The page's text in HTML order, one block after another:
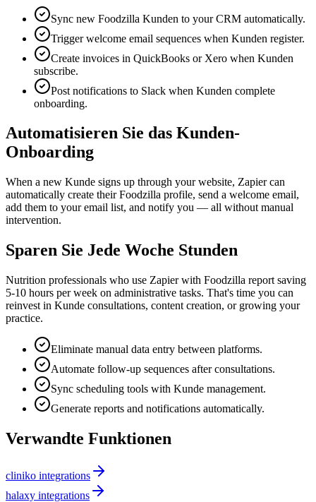
Sync new Foodzilla Kunden to your CRM automatically.
Trigger welcome email sequences when Kunden register.
Create invoices in QuickBooks or Xero when Kunden
subscribe.
Post notifications to Slack when Kunden complete
onboarding.
Automatisieren Sie das Kunden-
Onboarding
When a new Kunde signs up through your website, Zapier can
automatically create their Foodzilla profile, send a welcome email,
add them to your email list, and notify you — all without manual
intervention.
Sparen Sie Jede Woche Stunden
Nutrition professionals who use Zapier with Foodzilla report saving
5-10 hours per week on administrative tasks. That's time you can
reinvest in Kunde consultations, content creation, or growing your
practice.
Eliminate manual data entry between platforms.
Automate follow-up sequences after consultations.
Sync scheduling tools with Kunde management.
Generate reports and notifications automatically.
Verwandte Funktionen
cliniko integrations
halaxy integrations